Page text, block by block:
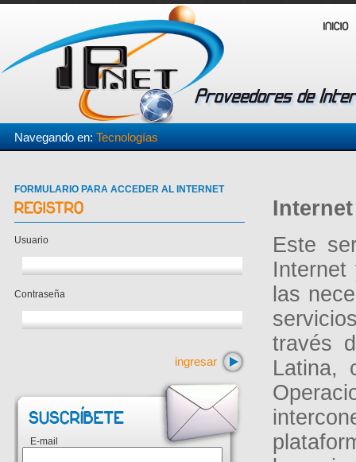
Navegando en: Tecnologías
Este
las
través
Latina,
FORMULARIO PARA ACCEDER AL INTERNET
Usuario
Contraseña
ingresar
E-mail